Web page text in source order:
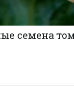
семена